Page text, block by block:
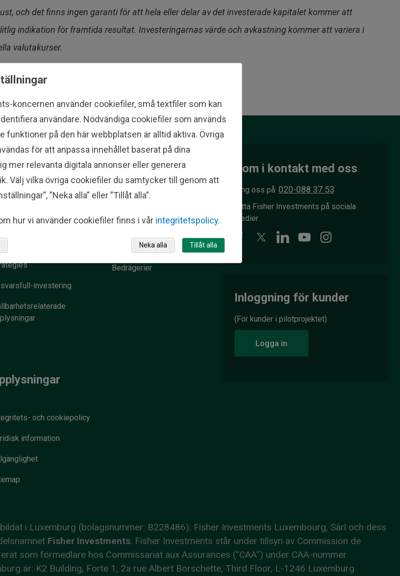
och det finns ingen garanti för att hela eller delar av det investerade kapitalet kommer att
indikation för framtida resultat. Investeringarnas värde och avkastning kommer att variera i
valutakurser.
investering
Kontakta oss
Våra kontor
Presskontakter
Omdömen om Fisher
Investments
Bedrägerier
och cookiepolicy
information
Kom i kontakt med oss
Ring oss på: 020-088 37 53
Hitta Fisher Investments på sociala
medier
Inloggning för kunder
(För kunder i pilotprojektet)
Logga in
i Luxemburg (bolagsnummer: B228486). Fisher Investments Luxembourg, Sàrl och dess
Fisher Investments. Fisher Investments står under tillsyn av Commission de
som förmedlare hos Commissariat aux Assurances (”CAA”) under CAA-nummer
är: K2 Building, Forte 1, 2a rue Albert Borschette, Third Floor, L-1246 Luxemburg.
koncernen använder cookiefiler, små textfiler som kan
användare. Nödvändiga cookiefiler som används
funktioner på den här webbplatsen är alltid aktiva. Övriga
för att anpassa innehållet baserat på dina
mer relevanta digitala annonser eller generera
Välj vilka övriga cookiefiler du samtycker till genom att
”Neka alla” eller ”Tillåt alla”.
hur vi använder cookiefiler finns i vår integritetspolicy.
Tillåt alla
Neka alla